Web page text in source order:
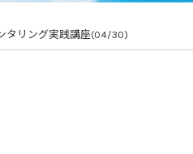
タリング実践講座(04/30)